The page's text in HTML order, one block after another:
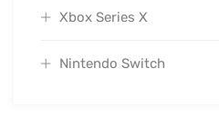
Xbox Series X
Nintendo Switch